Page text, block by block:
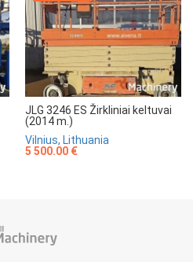
JLG 3246 ES Žirkliniai keltuvai
(2014 m.)
Vilnius, Lithuania
5 500.00 €